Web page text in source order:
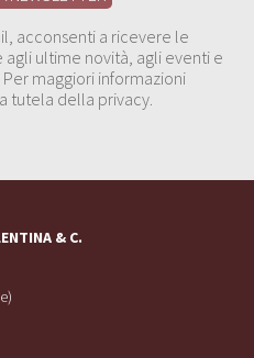
acconsenti a ricevere le
ultime novità, agli eventi e
maggiori informazioni
tutela della privacy.
& C.